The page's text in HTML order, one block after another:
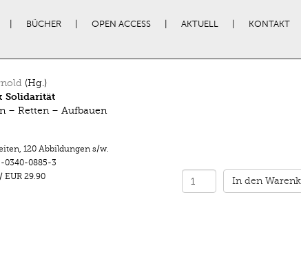
BÜCHER OPEN ACCESS AKTUELL KONTAKT
(Hg.)
Solidarität
– Retten – Aufbauen
, 120 Abbildungen s/w.
0340-0885-3
EUR 29.90 In den